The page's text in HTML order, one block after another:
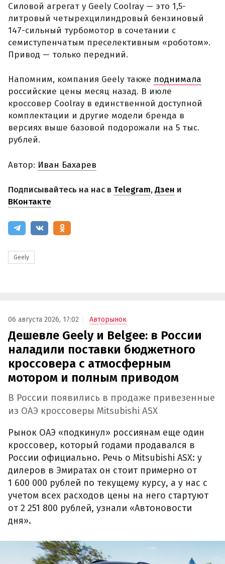
Силовой агрегат у Geely Coolray — это 1,5-
литровый четырехцилиндровый бензиновый
147-сильный турбомотор в сочетании с
семиступенчатым преселективным «роботом».
Привод — только передний.
Напомним, компания Geely также поднимала
российские цены месяц назад. В июле
кроссовер Coolray в единственной доступной
комплектации и другие модели бренда в
версиях выше базовой подорожали на 5 тыс.
рублей.
Автор: Иван Бахарев
Подписывайтесь на нас в Telegram,Дзен и
ВКонтакте
Geely
06 августа 2026, 17:02 Авторынок
Дешевле Geely и Belgee: в России
наладили поставки бюджетного
кроссовера с атмосферным
мотором и полным приводом
В России появились в продаже привезенные
из ОАЭ кроссоверы Mitsubishi ASX
Рынок ОАЭ «подкинул» россиянам еще один
кроссовер, который годами продавался в
России официально. Речь о Mitsubishi ASX: у
дилеров в Эмиратах он стоит примерно от
1 600 000 рублей по текущему курсу, а у нас с
учетом всех расходов цены на него стартуют
от 2 251 800 рублей, узнали «Автоновости
дня».